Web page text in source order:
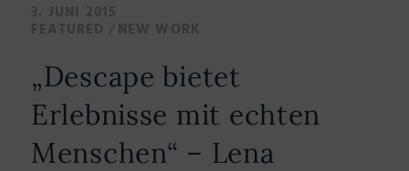
3. JUNI 2015
FEATURED / NEW WORK
„Descape bietet
Erlebnisse mit echten
Menschen“ – Lena